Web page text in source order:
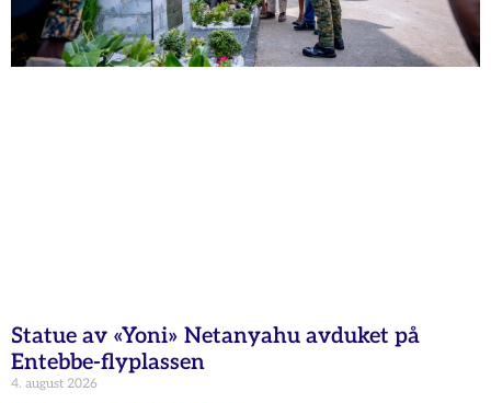
Statue av «Yoni» Netanyahu avduket på
Entebbe-flyplassen
4. august 2026